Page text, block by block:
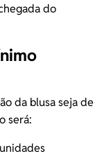
do
da blusa seja de
será: